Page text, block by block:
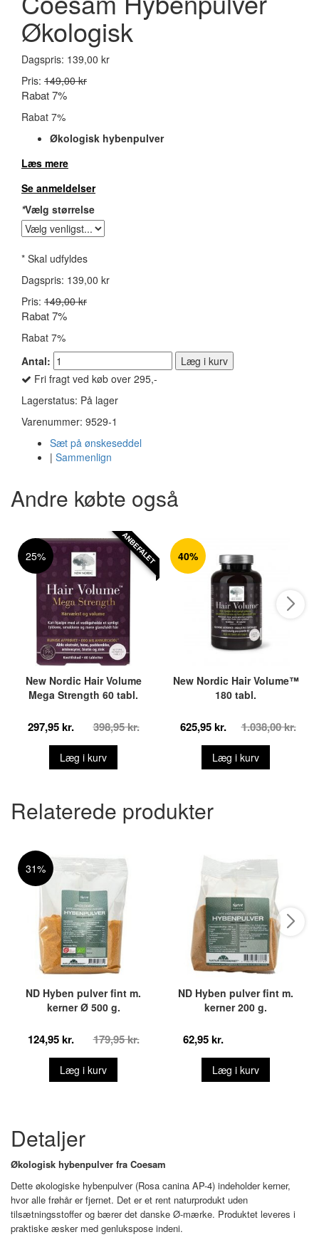
Økologisk
Dagspris: 139,00 kr
Pris: 149,00 kr
Rabat 7%
Rabat 7%
Økologisk hybenpulver
Læs mere
Se anmeldelser
*Vælg størrelse
* Skal udfyldes
Dagspris: 139,00 kr
Pris: 149,00 kr
Rabat 7%
Rabat 7%
Antal:
Læg i kurv
Fri fragt ved køb over 295,-
Lagerstatus: På lager
Varenummer: 9529-1
Sæt på ønskeseddel
| Sammenlign
Andre købte også
25%
New Nordic Hair Volume
Mega Strength 60 tabl.
297,95 kr. 398,95 kr.
Læg i kurv
ANBEFALET 40%
New Nordic Hair Volume™
180 tabl.
625,95 kr. 1.038,00 kr.
Læg i kurv
Relaterede produkter
31%
ND Hyben pulver fint m.
kerner Ø 500 g.
124,95 kr. 179,95 kr.
Læg i kurv
ND Hyben pulver fint m.
kerner 200 g.
62,95 kr.
Læg i kurv
Detaljer
Økologisk hybenpulver fra Coesam
Dette økologiske hybenpulver (Rosa canina AP-4) indeholder kerner,
hvor alle frøhår er fjernet. Det er et rent naturprodukt uden
tilsætningsstoffer og bærer det danske Ø-mærke. Produktet leveres i
praktiske æsker med genlukspose indeni.